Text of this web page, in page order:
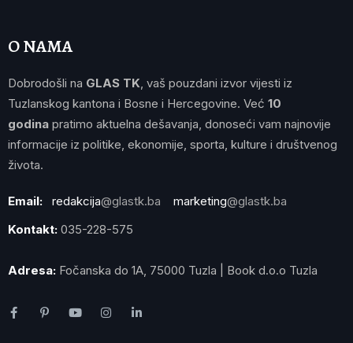
O NAMA
Dobrodošli na GLAS TK , vaš pouzdani izvor vijesti iz
Tuzlanskog kantona i Bosne i Hercegovine. Već 10
godina pratimo aktuelna dešavanja, donoseći vam najnovije
informacije iz politike, ekonomije, sporta, kulture i društvenog
života.
Email: redakcija@glastk.ba marketing@glastk.ba
Kontakt: 035-228-575
Adresa: Fočanska do 1A, 75000 Tuzla | Book d.o.o Tuzla